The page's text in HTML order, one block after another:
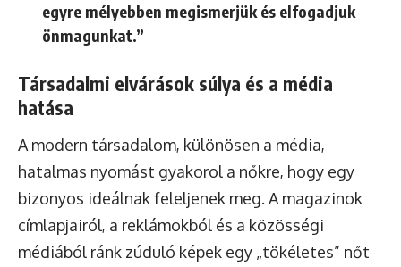
egyre mélyebben megismerjük és elfogadjuk
önmagunkat.”
Társadalmi elvárások súlya és a média
hatása
A modern társadalom, különösen a média,
hatalmas nyomást gyakorol a nőkre, hogy egy
bizonyos ideálnak feleljenek meg. A magazinok
címlapjairól, a reklámokból és a közösségi
médiából ránk zúduló képek egy „tökéletes” nőt